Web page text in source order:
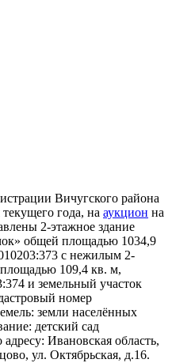
Вичугского района
года, на аукцион на
2-этажное здание
общей площадью 1034,9
с нежилым 2-
109,4 кв. м,
и земельный участок
номер
земли населённых
детский сад
Ивановская область,
ул. Октябрьская, д.16.